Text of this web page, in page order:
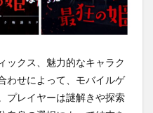
ックス、魅力的なキャラク
わせによって、モバイルゲ
プレイヤーは謎解きや探索